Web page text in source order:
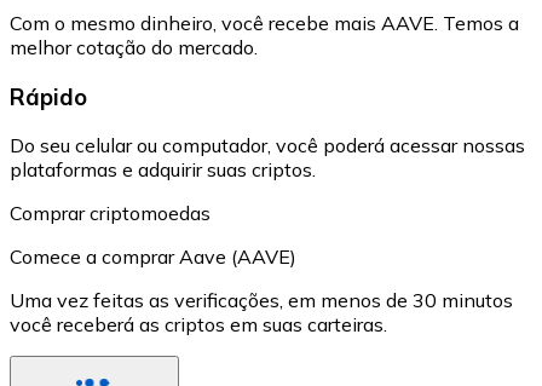
Com o mesmo dinheiro, você recebe mais AAVE. Temos a
melhor cotação do mercado.
Rápido
Do seu celular ou computador, você poderá acessar nossas
plataformas e adquirir suas criptos.
Comprar criptomoedas
Comece a comprar Aave (AAVE)
Uma vez feitas as verificações, em menos de 30 minutos
você receberá as criptos em suas carteiras.